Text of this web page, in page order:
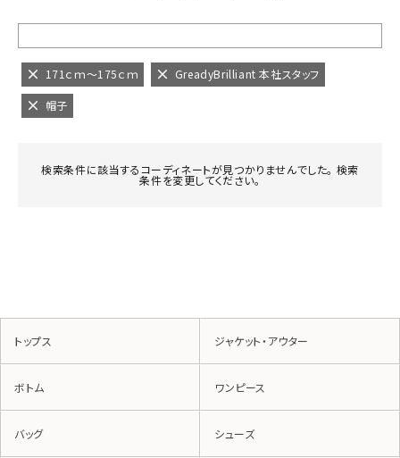
171ｃｍ～175ｃｍ GreadyBrilliant 本社スタッフ
帽子
検索条件に該当するコーディネートが見つかりませんでした。 検索
条件を変更してください。
トップス ジャケット・アウター
ボトム ワンピース
バッグ シューズ